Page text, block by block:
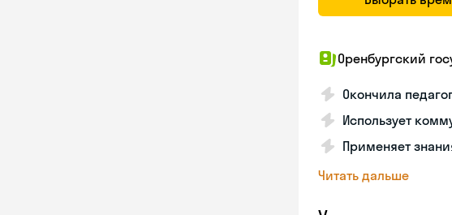
Оренбургский
Окончила
Использует
Применяет
Читать дальше